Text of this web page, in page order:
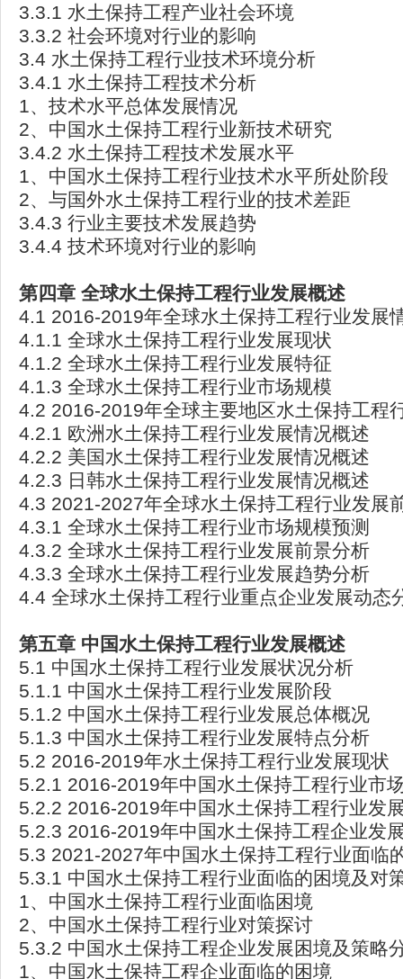
3.3.1 水土保持工程产业社会环境
3.3.2 社会环境对行业的影响
3.4 水土保持工程行业技术环境分析
3.4.1 水土保持工程技术分析
1、技术水平总体发展情况
2、中国水土保持工程行业新技术研究
3.4.2 水土保持工程技术发展水平
1、中国水土保持工程行业技术水平所处阶段
2、与国外水土保持工程行业的技术差距
3.4.3 行业主要技术发展趋势
3.4.4 技术环境对行业的影响
第四章 全球水土保持工程行业发展概述
4.1 2016-2019年全球水土保持工程行业发展
4.1.1 全球水土保持工程行业发展现状
4.1.2 全球水土保持工程行业发展特征
4.1.3 全球水土保持工程行业市场规模
4.2 2016-2019年全球主要地区水土保持工程
4.2.1 欧洲水土保持工程行业发展情况概述
4.2.2 美国水土保持工程行业发展情况概述
4.2.3 日韩水土保持工程行业发展情况概述
4.3 2021-2027年全球水土保持工程行业发展
4.3.1 全球水土保持工程行业市场规模预测
4.3.2 全球水土保持工程行业发展前景分析
4.3.3 全球水土保持工程行业发展趋势分析
4.4 全球水土保持工程行业重点企业发展动态
第五章 中国水土保持工程行业发展概述
5.1 中国水土保持工程行业发展状况分析
5.1.1 中国水土保持工程行业发展阶段
5.1.2 中国水土保持工程行业发展总体概况
5.1.3 中国水土保持工程行业发展特点分析
5.2 2016-2019年水土保持工程行业发展现状
5.2.1 2016-2019年中国水土保持工程行业市
5.2.2 2016-2019年中国水土保持工程行业发
5.2.3 2016-2019年中国水土保持工程企业发
5.3 2021-2027年中国水土保持工程行业面临
5.3.1 中国水土保持工程行业面临的困境及对
1、中国水土保持工程行业面临困境
2、中国水土保持工程行业对策探讨
5.3.2 中国水土保持工程企业发展困境及策略
1、中国水土保持工程企业面临的困境